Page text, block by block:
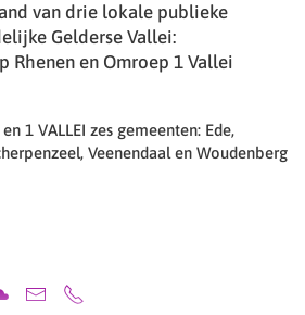
van drie lokale publieke
Gelderse Vallei:
Rhenen en Omroep 1 Vallei
1 VALLEI zes gemeenten: Ede,
Veenendaal en Woudenberg